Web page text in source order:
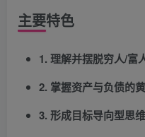
主要特色
1. 理解并摆脱穷人/富
2. 掌握资产与负债的
3. 形成目标导向型思